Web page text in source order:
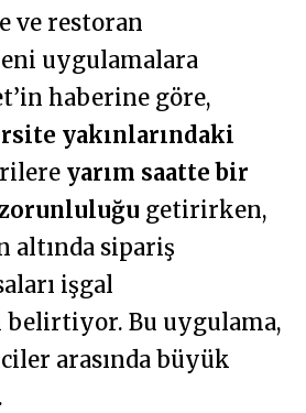
ve restoran
uygulamalara
haberine göre,
yakınlarındaki
yarım saatte bir
getirirken,
sipariş
işgal
belirtiyor. Bu uygulama,
arasında büyük